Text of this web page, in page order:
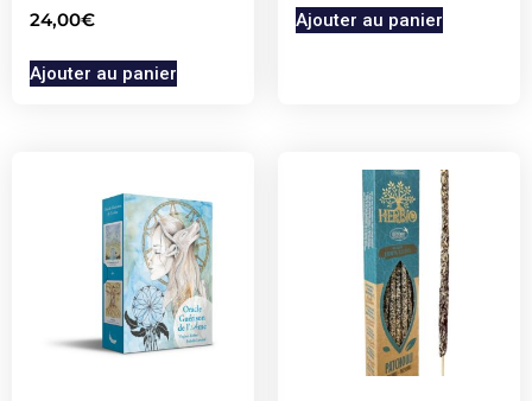
24,00€
Ajouter au panier
Ajouter au panier